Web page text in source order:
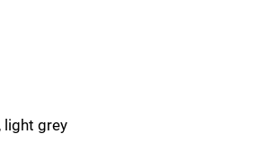
light grey